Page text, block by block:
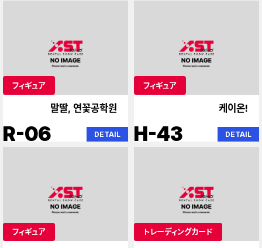
フィギュア
말딸, 연꽃공학원
R-06 DETAIL
フィギュア
케이온!
H-43 DETAIL
フィギュア トレーディングカード